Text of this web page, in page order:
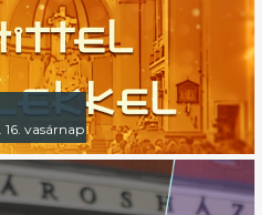
16. vasárnap